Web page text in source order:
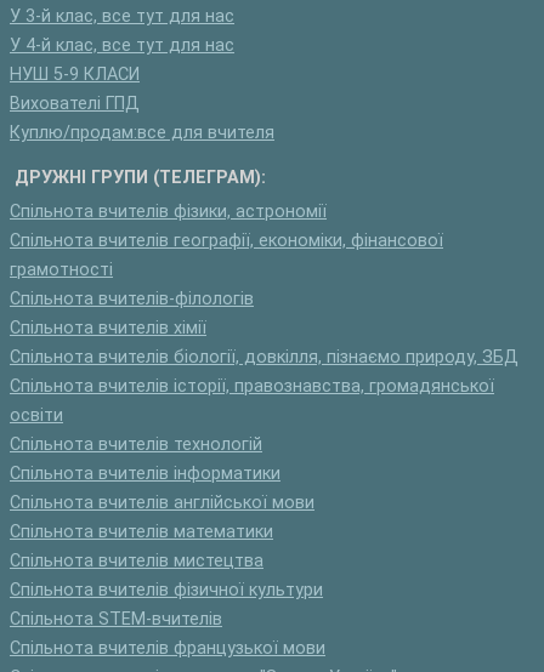
У 3-й клас, все тут для нас
У 4-й клас, все тут для нас
НУШ 5-9 КЛАСИ
Вихователі ГПД
Куплю/продам:все для вчителя
ДРУЖНІ ГРУПИ (ТЕЛЕГРАМ):
Спільнота вчителів фізики, астрономії
Спільнота вчителів географії, економіки, фінансової
грамотності
Спільнота вчителів-філологів
Спільнота вчителів хімії
Спільнота вчителів біології, довкілля, пізнаємо природу, ЗБД
Спільнота вчителів історії, правознавства, громадянської
освіти
Спільнота вчителів технологій
Спільнота вчителів інформатики
Спільнота вчителів англійської мови
Спільнота вчителів математики
Спільнота вчителів мистецтва
Спільнота вчителів фізичної культури
Спільнота STEM-вчителів
Спільнота вчителів французької мови